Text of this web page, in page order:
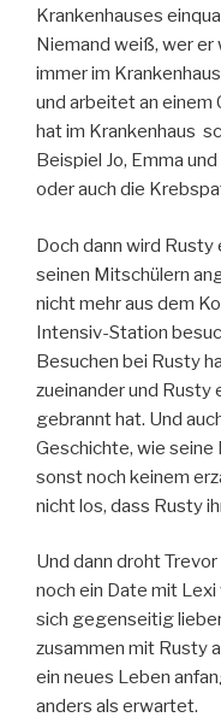
Krankenhauses
Niemand weiß, wer er
immer im
und arbeitet an einem
hat im Krankenhaus
Beispiel Jo, Emma
oder auch die
Doch dann wird Rusty
seinen Mitschülern
nicht mehr aus dem
Intensiv-Station
Besuchen bei Rusty
zueinander und Rusty
gebrannt hat. Und
Geschichte, wie
sonst noch keinem
nicht los, dass Rusty
Und dann droht
noch ein Date mit
sich gegenseitig
zusammen mit Rusty
ein neues Leben
anders als erwartet.